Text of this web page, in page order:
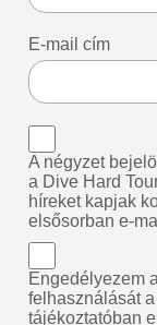
E-mail cím
A négyzet
a Dive Hard
híreket kapjak
elsősorban e-
Engedélyezem
felhasználását
tájékoztatóban